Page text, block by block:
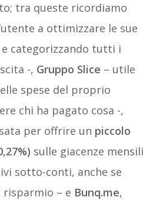
tra queste ricordiamo
a ottimizzare le sue
e categorizzando tutti i
-, Gruppo Slice – utile
spese del proprio
chi ha pagato cosa -,
per offrire un piccolo
sulle giacenze mensili
sotto-conti, anche se
– e Bunq.me,